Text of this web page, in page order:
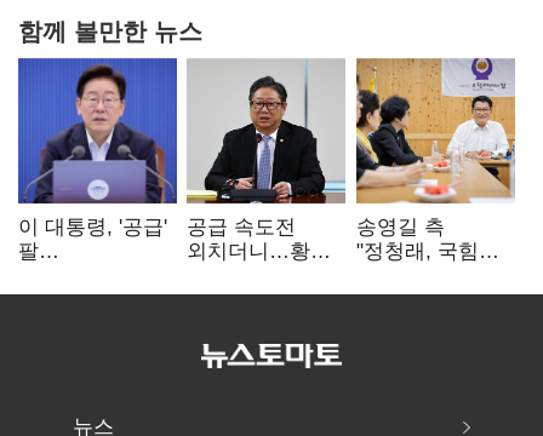
함께 볼만한 뉴스
이 대통령, '공급'
팔
여 내부선
공급 속도전
외치더니…황희,
리모델링' 제안
송영길 측
"정청래, 국힘
민주당 대표로
뉴스